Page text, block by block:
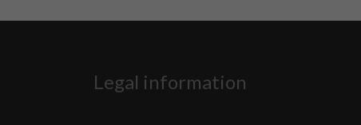
Legal information